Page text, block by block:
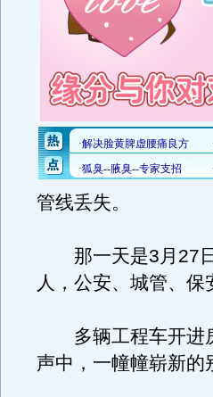
管线丢失。
那一天是3月27日
人，公安、城管、保
多辆工程车开进
声中，一幢幢崭新的